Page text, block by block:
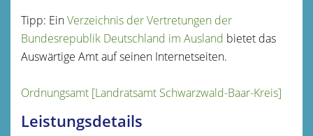
Tipp: EinVerzeichnis der Vertretungen der
Bundesrepublik Deutschland im Ausland bietet das
Auswärtige Amt auf seinen Internetseiten.
Ordnungsamt [Landratsamt Schwarzwald-Baar-Kreis]
Leistungsdetails